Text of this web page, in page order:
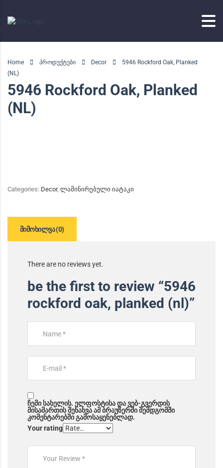
Home პროდუქტები Decor
5946 Rockford Oak, Planked
(NL)
5946 Rockford Oak, Planked
(NL)
Categories: Decor, ლამინირებული იატაკი
მიმოხილვა (0)
There are no reviews yet.
be the first to review “5946
rockford oak, planked (nl)”
ჩემი სახელის. ელფოსტისა და ვებ-გვერდის
მისამართის შენახვა ამ ბრაუზერში შემდგომში
კომენტარებში გამოსაყენებლად.
Your rating